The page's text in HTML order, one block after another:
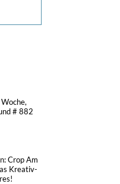
# 882
Crop Am
Kreativ-